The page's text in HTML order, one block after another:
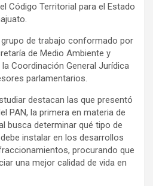
Código Territorial para el Estado
de trabajo conformado por
de Medio Ambiente y
Coordinación General Jurídica
parlamentarios.
destacan las que presentó
PAN, la primera en materia de
busca determinar qué tipo de
instalar en los desarrollos
procurando que
una mejor calidad de vida en